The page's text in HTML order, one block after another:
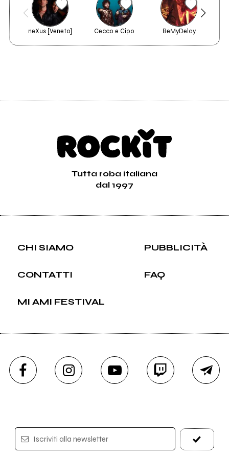
Sushi River - Capra
neXus [Veneto] Cecco e Cipo BeMyDelay
Tutta roba italiana
dal 1997
CHI SIAMO PUBBLICITÀ
CONTATTI FAQ
MI AMI FESTIVAL
Iscriviti alla newsletter